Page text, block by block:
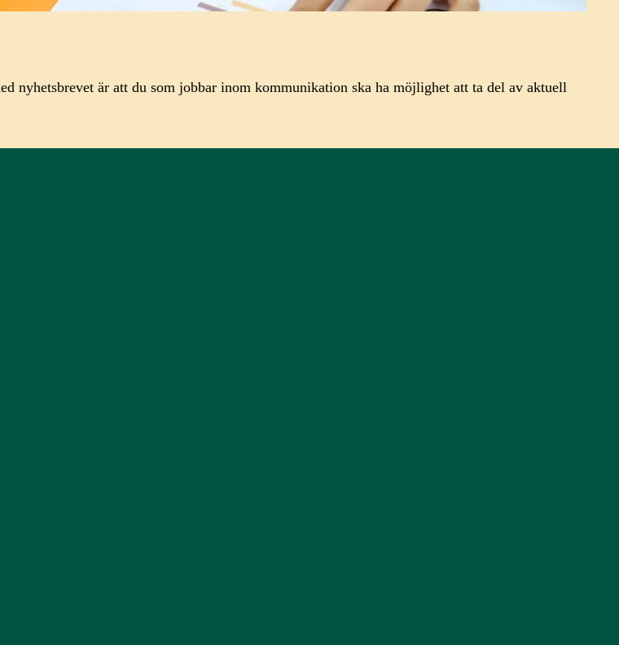
nyhetsbrevet är att du som jobbar inom kommunikation ska ha möjlighet att ta del av aktuell